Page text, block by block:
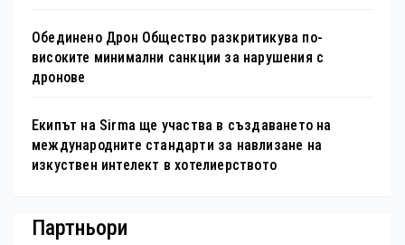
Обединено Дрон Общество разкритикува по-
високите минимални санкции за нарушения с
дронове
Екипът на Sirma ще участва в създаването на
международните стандарти за навлизане на
изкуствен интелект в хотелиерството
Партньори